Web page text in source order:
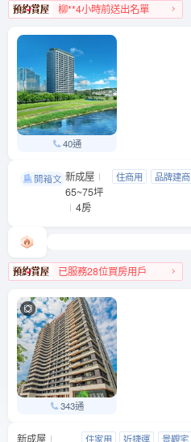
柳**4小時前送出名單
40通
忠泰湛 文山區 木新路一段6號
新成屋
65~75坪
4房
住商用
品牌建商
已服務28位買房用戶
343通
新成屋 住家用 近捷運 景觀宅